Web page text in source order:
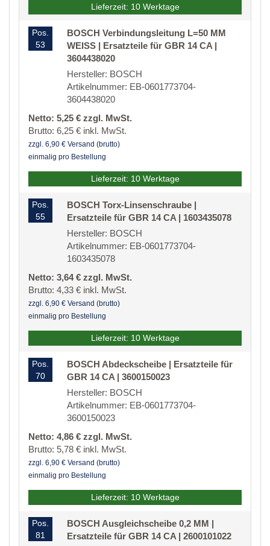
Lieferzeit: 10 Werktage
Pos.
53
BOSCH Verbindungsleitung L=50 MM
WEISS | Ersatzteile für GBR 14 CA |
3604438020
Hersteller: BOSCH
Artikelnummer: EB-0601773704-
3604438020
Netto: 5,25 € zzgl. MwSt.
Brutto: 6,25 € inkl. MwSt.
zzgl. 6,90 € Versand (brutto)
einmalig pro Bestellung
Lieferzeit: 10 Werktage
Pos.
55
BOSCH Torx-Linsenschraube |
Ersatzteile für GBR 14 CA | 1603435078
Hersteller: BOSCH
Artikelnummer: EB-0601773704-
1603435078
Netto: 3,64 € zzgl. MwSt.
Brutto: 4,33 € inkl. MwSt.
zzgl. 6,90 € Versand (brutto)
einmalig pro Bestellung
Lieferzeit: 10 Werktage
Pos.
70
BOSCH Abdeckscheibe | Ersatzteile für
GBR 14 CA | 3600150023
Hersteller: BOSCH
Artikelnummer: EB-0601773704-
3600150023
Netto: 4,86 € zzgl. MwSt.
Brutto: 5,78 € inkl. MwSt.
zzgl. 6,90 € Versand (brutto)
einmalig pro Bestellung
Lieferzeit: 10 Werktage
Pos.
81
BOSCH Ausgleichscheibe 0,2 MM |
Ersatzteile für GBR 14 CA | 2600101022